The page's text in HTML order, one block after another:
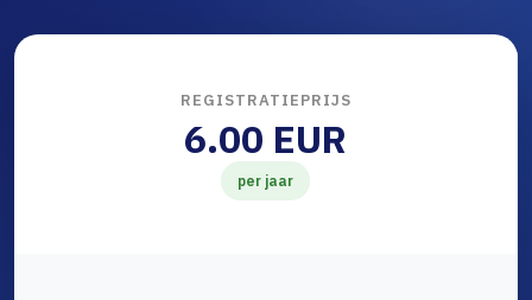
REGISTRATIEPRIJS
6.00 EUR
per jaar